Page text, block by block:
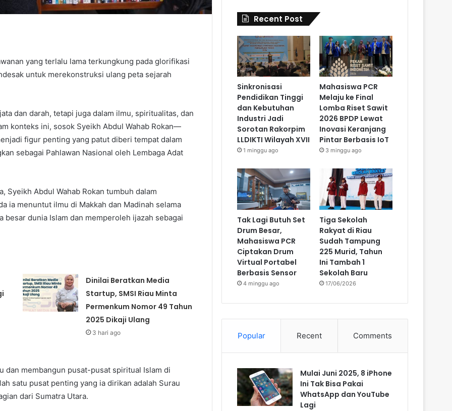
yang terlalu lama terkungkung pada glorifikasi
untuk merekonstruksi ulang peta sejarah
dan darah, tetapi juga dalam ilmu, spiritualitas, dan
konteks ini, sosok Syeikh Abdul Wahab Rokan—
figur penting yang patut diberi tempat dalam
sebagai Pahlawan Nasional oleh Lembaga Adat
Syeikh Abdul Wahab Rokan tumbuh dalam
ia menuntut ilmu di Makkah dan Madinah selama
besar dunia Islam dan memperoleh ijazah sebagai
Dinilai Beratkan Media
Startup, SMSI Riau Minta
Permenkum Nomor 49 Tahun
2025 Dikaji Ulang
3 hari ago
dan membangun pusat-pusat spiritual Islam di
satu pusat penting yang ia dirikan adalah Surau
dari Sumatra Utara.
Recent Post
Sinkronisasi
Pendidikan Tinggi
dan Kebutuhan
Industri Jadi
Sorotan Rakorpim
LLDIKTI Wilayah XVII
1 minggu ago
Mahasiswa PCR
Melaju ke Final
Lomba Riset Sawit
2026 BPDP Lewat
Inovasi Keranjang
Pintar Berbasis IoT
3 minggu ago
Tak Lagi Butuh Set
Drum Besar,
Mahasiswa PCR
Ciptakan Drum
Virtual Portabel
Berbasis Sensor
4 minggu ago
Tiga Sekolah
Rakyat di Riau
Sudah Tampung
225 Murid, Tahun
Ini Tambah 1
Sekolah Baru
17/06/2026
Popular Recent Comments
Mulai Juni 2025, 8 iPhone
Ini Tak Bisa Pakai
WhatsApp dan YouTube
Lagi